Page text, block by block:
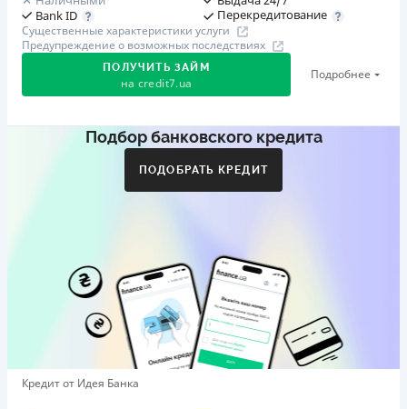
Bank ID
Перекредитование
Существенные характеристики услуги
Предупреждение о возможных последствиях
ПОЛУЧИТЬ ЗАЙМ
на credit7.ua
Подробнее
Акция: «Кешбэк за друга»
друг регистрируется и получает первый кредит (от
Бронзовый призер FinAwards 2026 «Лучшая программа
лояльности»
Первый займ
от 0,01%/день до 30 000 ₴
Повторный займ
Подбор банковского кредита
ПОДОБРАТЬ КРЕДИТ
Кредит от Идея Банка